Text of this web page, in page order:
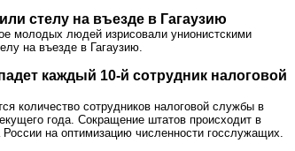
стелу на въезде в Гагаузию
молодых людей изрисовали унионистскими
на въезде в Гагаузию.
каждый 10-й сотрудник налоговой
количество сотрудников налоговой службы в
года. Сокращение штатов происходит в
России на оптимизацию численности госслужащих.